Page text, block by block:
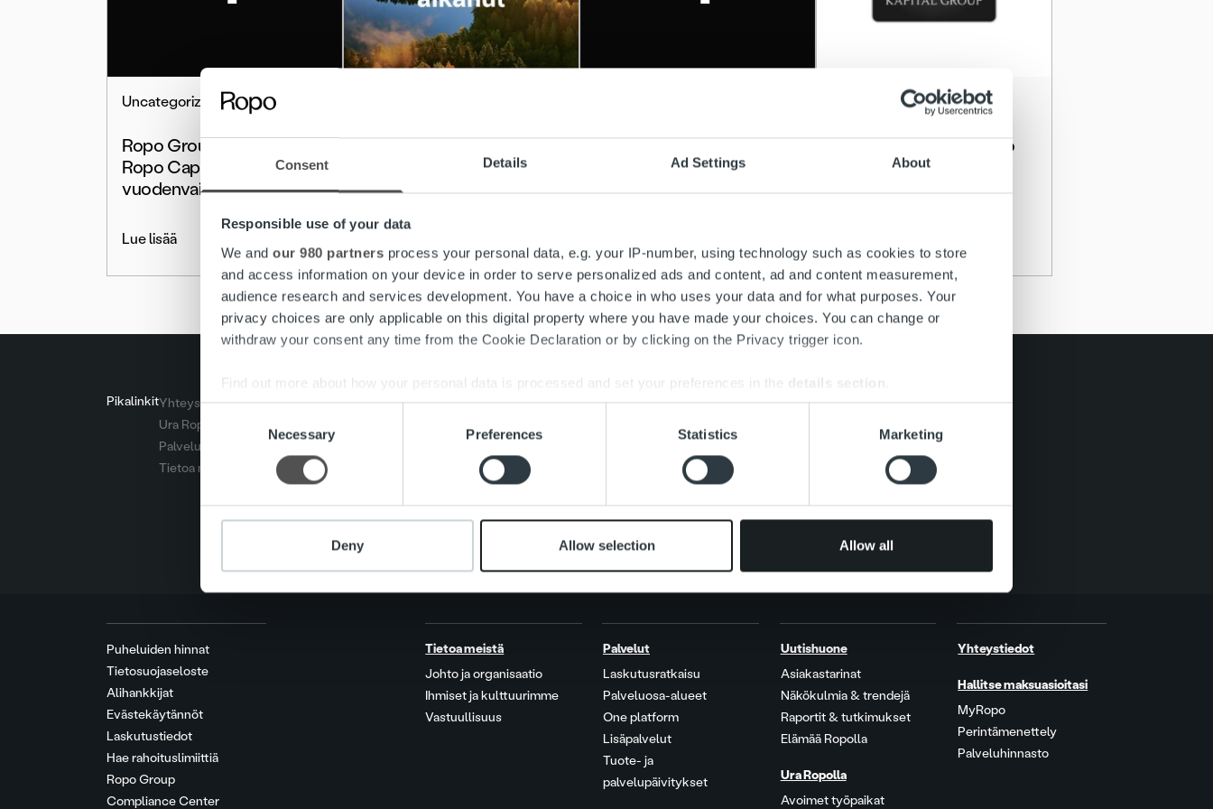
Consent Details Ad Settings About
Responsible use of your data
We and our 980 partners process your personal data, e.g. your IP-number, using technology such as cookies to store
and access information on your device in order to serve personalized ads and content, ad and content measurement,
audience research and services development. You have a choice in who uses your data and for what purposes. Your
privacy choices are only applicable on this digital property where you have made your choices. You can change or
withdraw your consent any time from the Cookie Declaration or by clicking on the Privacy trigger icon.
Find out more about how your personal data is processed and set your preferences in the details section
We use cookies to personalise content and ads, to provide social media features and to analyse our traffic. We also share
information about your use of our site with our social media, advertising and analytics partners who may combine it with
other information that you’ve provided to them or that they’ve collected from your use of their services.
Necessary Preferences Statistics Marketing
Deny Allow selection Allow all
Uncategorized
Ropo Group sulautuu
Ropo Capitaliin
vuodenvaihteessa
Lue lisää
Trust on nyt Ropo Capital
Lue lisää
Trust Kapital on ostanut
Enfo Zenderin
Ajankohtaista
Trust Kapital ostaa Enfo
Zenderin
PikalinkitYhteystiedot
Ura Ropolla
Palvelut
Tietoa meistä
Search for:
Puheluiden hinnat
Tietosuojaseloste
Alihankkijat
Evästekäytännöt
Laskutustiedot
Hae rahoituslimiittiä
Ropo Group
Compliance Center
Tietoa meistä
Johto ja organisaatio
Ihmiset ja kulttuurimme
Vastuullisuus
Palvelut
Laskutusratkaisu
Palveluosa-alueet
One platform
Lisäpalvelut
Tuote- ja
palvelupäivitykset
Uutishuone
Asiakastarinat
Näkökulmia & trendejä
Raportit & tutkimukset
Elämää Ropolla
Ura Ropolla
Avoimet työpaikat
Yhteystiedot
Hallitse maksuasioitasi
MyRopo
Perintämenettely
Palveluhinnasto